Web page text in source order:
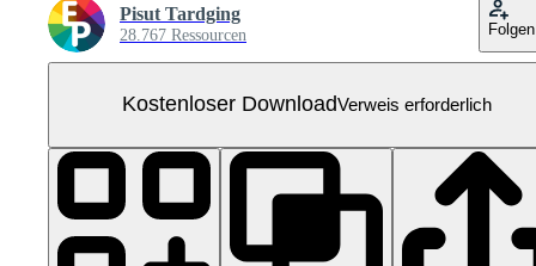
Pisut Tardging
28.767 Ressourcen Folgen
Kostenloser DownloadVerweis erforderlich